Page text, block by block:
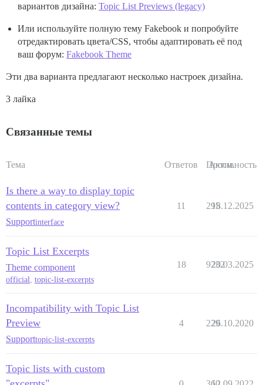
вариантов дизайна: Topic List Previews (legacy)
Или используйте полную тему Fakebook и попробуйте
отредактировать цвета/CSS, чтобы адаптировать её под
ваш форум: Fakebook Theme
Эти два варианта предлагают несколько настроек дизайна.
3 лайка
Связанные темы
Тема Ответов Просм.
Активность
Is there a way to display topic
contents in category view?
Supportinterface
11 295
18.12.2025
Topic List Excerpts
Theme component
official, topic-list-excerpts
18 9232
20.03.2025
Incompatibility with Topic List
Preview
Supporttopic-list-excerpts
4 229
26.10.2020
Topic lists with custom